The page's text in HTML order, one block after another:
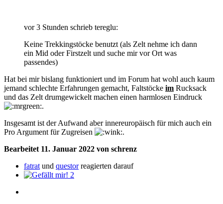
vor 3 Stunden schrieb tereglu:
Keine Trekkingstöcke benutzt (als Zelt nehme ich dann
ein Mid oder Firstzelt und suche mir vor Ort was
passendes)
Hat bei mir bislang funktioniert und im Forum hat wohl auch kaum
jemand schlechte Erfahrungen gemacht, Faltstöcke im Rucksack
und das Zelt drumgewickelt machen einen harmlosen Eindruck
.
Insgesamt ist der Aufwand aber innereuropäisch für mich auch ein
Pro Argument für Zugreisen
.
Bearbeitet 11. Januar 2022 von schrenz
fatratund questorreagierten darauf
2